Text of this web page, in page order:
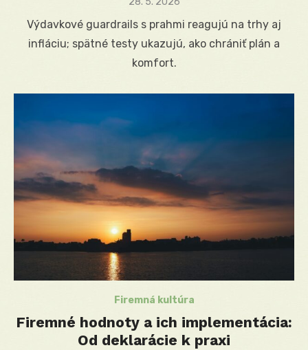
Výdavkové guardrails s prahmi reagujú na trhy aj
infláciu; spätné testy ukazujú, ako chrániť plán a
komfort.
Firemná kultúra
Firemné hodnoty a ich implementácia:
Od deklarácie k praxi